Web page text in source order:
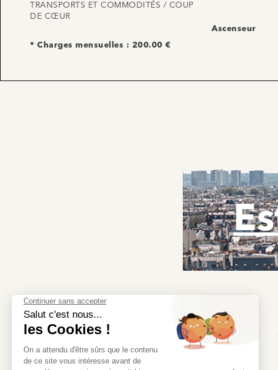
TRANSPORTS ET COMMODITÉS / COUP
DE CŒUR
* Charges mensuelles : 200.00 €
Ascenseur
Redécouvrez l’immobilier avec Moriss Immobilier, la
meilleure adresse pour trouver la vôtre.